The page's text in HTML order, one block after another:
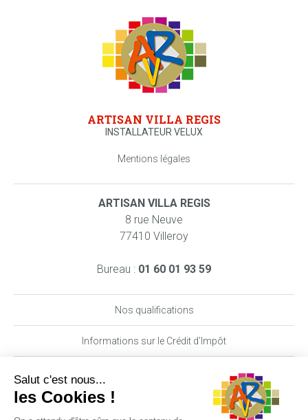
ARTISAN VILLA REGIS
INSTALLATEUR VELUX
Mentions légales
ARTISAN VILLA REGIS
8 rue Neuve
77410 Villeroy
Bureau : 01 60 01 93 59
Nos qualifications
Informations sur le Crédit d’Impôt